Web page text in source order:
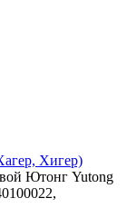
Хигер)
Ютонг Yutong